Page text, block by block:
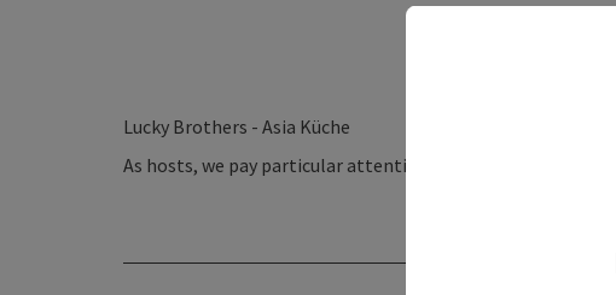
Lucky Brothers - Asia Küche
As hosts, we pay particular attention to freshness and